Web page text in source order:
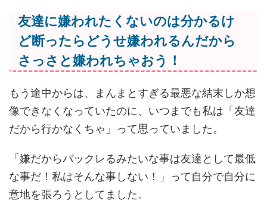
友達に嫌われたくないのは分かるけ
ど断ったらどうせ嫌われるんだから
さっさと嫌われちゃおう！
もう途中からは、まんまとすぎる最悪な結末しか想
像できなくなっていたのに、いつまでも私は「友達
だから行かなくちゃ」って思っていました。
「嫌だからバックレるみたいな事は友達として最低
な事だ！私はそんな事しない！」って自分で自分に
意地を張ろうとしてました。